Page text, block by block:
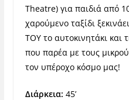
Theatre‬) για παιδιά από
χαρούμενο ταξίδι
ΤΟΥ το αυτοκινητάκι και
που παρέα με τους
τον υπέροχο κόσμο μας!
Διάρκεια: 45’